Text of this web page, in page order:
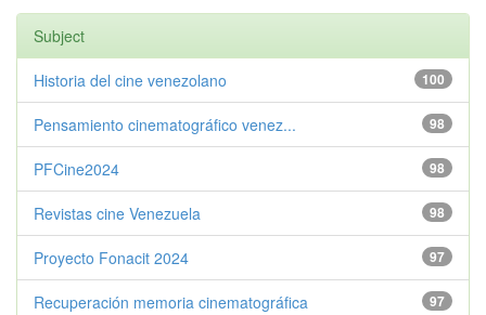
Subject
100
Historia del cine venezolano
98
Pensamiento cinematográfico venez...
98
PFCine2024
98
Revistas cine Venezuela
97
Proyecto Fonacit 2024
97
Recuperación memoria cinematográfica